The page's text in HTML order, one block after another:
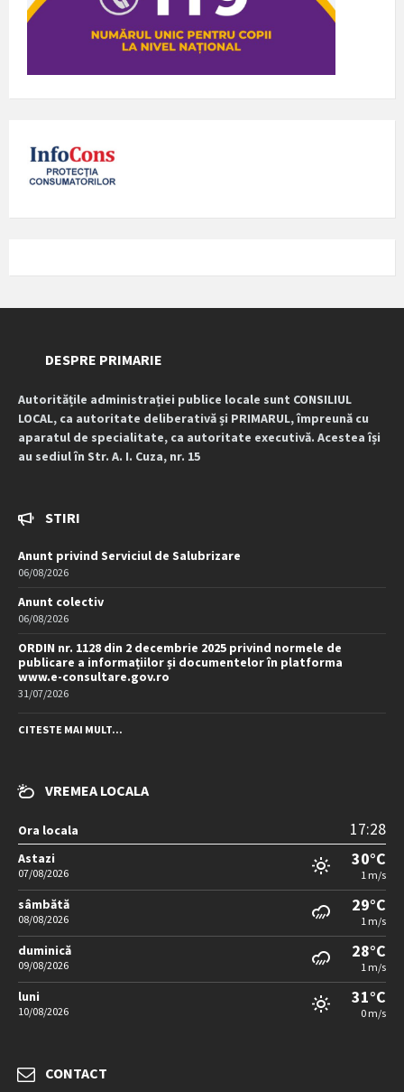
DESPRE PRIMARIE
Autoritățile administrației publice locale sunt CONSILIUL
LOCAL, ca autoritate deliberativă și PRIMARUL, împreună cu
aparatul de specialitate, ca autoritate executivă. Acestea își
au sediul în Str. A. I. Cuza, nr. 15
STIRI
Anunt privind Serviciul de Salubrizare
06/08/2026
Anunt colectiv
06/08/2026
ORDIN nr. 1128 din 2 decembrie 2025 privind normele de
publicare a informațiilor și documentelor în platforma
www.e-consultare.gov.ro
31/07/2026
CITESTE MAI MULT...
VREMEA LOCALA
Ora locala 17:28
Astazi
07/08/2026
30°C
1 m/s
sâmbătă
08/08/2026
29°C
1 m/s
duminică
09/08/2026
28°C
1 m/s
luni
10/08/2026
31°C
0 m/s
CONTACT